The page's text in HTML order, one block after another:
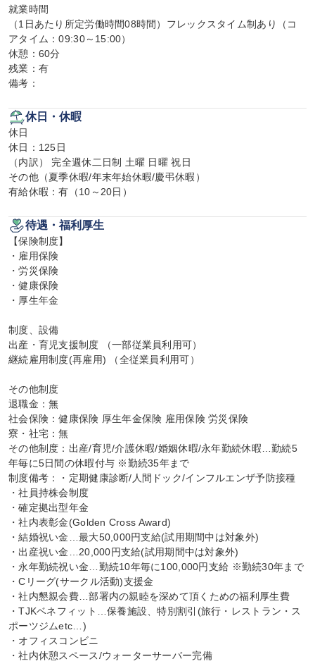
就業時間
（1日あたり所定労働時間08時間）フレックスタイム制あり（コ
アタイム：09:30～15:00）
休憩：60分
残業：有
備考：
休日・休暇
休日
休日：125日
（内訳） 完全週休二日制 土曜 日曜 祝日
その他（夏季休暇/年末年始休暇/慶弔休暇）
有給休暇：有（10～20日）
待遇・福利厚生
【保険制度】
・雇用保険
・労災保険
・健康保険
・厚生年金
制度、設備
出産・育児支援制度 （一部従業員利用可）
継続雇用制度(再雇用) （全従業員利用可）
その他制度
退職金：無
社会保険：健康保険 厚生年金保険 雇用保険 労災保険
寮・社宅：無
その他制度：出産/育児/介護休暇/婚姻休暇/永年勤続休暇…勤続5
年毎に5日間の休暇付与 ※勤続35年まで
制度備考：・定期健康診断/人間ドック/インフルエンザ予防接種
・社員持株会制度
・確定拠出型年金
・社内表彰金(Golden Cross Award)
・結婚祝い金…最大50,000円支給(試用期間中は対象外)
・出産祝い金…20,000円支給(試用期間中は対象外)
・永年勤続祝い金…勤続10年毎に100,000円支給 ※勤続30年まで
・Cリーグ(サークル活動)支援金
・社内懇親会費…部署内の親睦を深めて頂くための福利厚生費
・TJKベネフィット…保養施設、特別割引(旅行・レストラン・ス
ポーツジムetc…)
・オフィスコンビニ
・社内休憩スペース/ウォーターサーバー完備